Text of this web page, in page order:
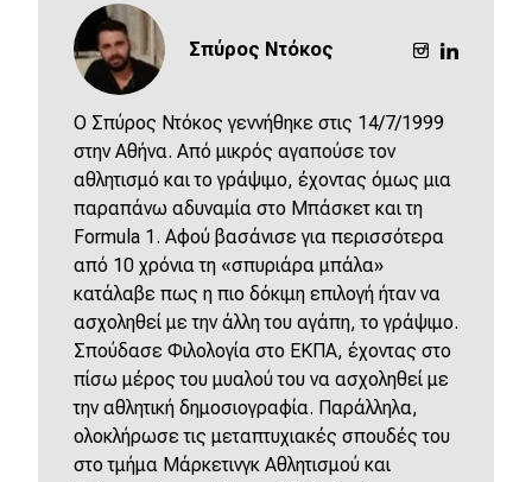
Σπύρος Ντόκος
O Σπύρος Ντόκος γεννήθηκε στις 14/7/1999
στην Αθήνα. Από μικρός αγαπούσε τον
αθλητισμό και το γράψιμο, έχοντας όμως μια
παραπάνω αδυναμία στο Μπάσκετ και τη
Formula 1. Αφού βασάνισε για περισσότερα
από 10 χρόνια τη «σπυριάρα μπάλα»
κατάλαβε πως η πιο δόκιμη επιλογή ήταν να
ασχοληθεί με την άλλη του αγάπη, το γράψιμο.
Σπούδασε Φιλολογία στο ΕΚΠΑ, έχοντας στο
πίσω μέρος του μυαλού του να ασχοληθεί με
την αθλητική δημοσιογραφία. Παράλληλα,
ολοκλήρωσε τις μεταπτυχιακές σπουδές του
στο τμήμα Μάρκετινγκ Αθλητισμού και